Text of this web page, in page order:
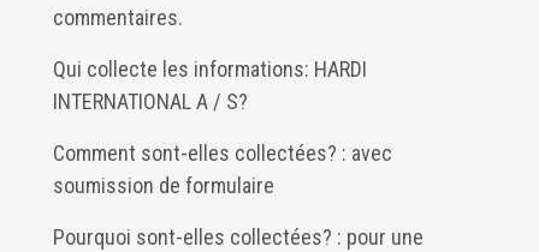
commentaires.
Qui collecte les informations: HARDI
INTERNATIONAL A / S?
Comment sont-elles collectées? : avec
soumission de formulaire
Pourquoi sont-elles collectées? : pour une